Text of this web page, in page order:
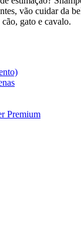
vão cuidar da
gato e cavalo.
Premium